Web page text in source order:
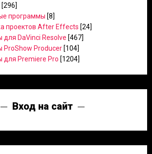
[296]
программы [8]
проектов After Effects [24]
для DaVinci Resolve [467]
ProShow Producer [104]
для Premiere Pro [1204]
Вход на сайт